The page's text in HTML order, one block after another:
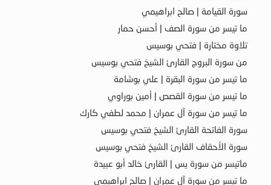
سورة القيامة | صالح ابراهيمي
ما تيسر من سورة الصف | أحسن حمار
تلاوة مختارة | فتحي بوسيس
من سورة البروج القارئ الشيخ فتحي بوسيس
ما تيسر من سورة البقرة | علي بوشامة
ما تيسر من سورة القصص | أمين بوراوي
ما تيسر من سورة آل عمران | محمد لطفي كارك
سورة الفاتحة القارئ الشيخ فتحي بوسيس
سورة الأحقاف القارئ الشيخ فتحي بوسيس
ماتيسر من سورة يس | القارئ خالد أبو عبيدة
ما تيسر من سورة آل عمران | صالح ابراهيمي